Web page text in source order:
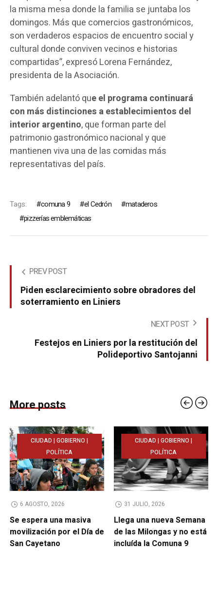
la misma mesa donde la familia se juntaba los
domingos. Más que comercios gastronómicos,
son verdaderos espacios de encuentro social y
cultural donde conviven vecinos e historias
compartidas”, expresó Lorena Fernández,
presidenta de la Asociación.
También adelantó que el programa continuará
con más distinciones a establecimientos del
interior argentino, que forman parte del
patrimonio gastronómico nacional y que
mantienen viva una de las comidas más
representativas del país.
Tags: comuna 9 el Cedrón
mataderos
pizzerías emblemáticas
PREV POST
Piden esclarecimiento sobre obradores del
soterramiento en Liniers
NEXT POST
Festejos en Liniers por la restitución del
Polideportivo Santojanni
More posts
CIUDAD | GOBIERNO |
POLÍTICA
6 AGOSTO, 2026
Se espera una masiva
movilización por el Día de
San Cayetano
CIUDAD | GOBIERNO |
POLÍTICA
31 JULIO, 2026
Llega una nueva Semana
de las Milongas y no está
incluída la Comuna 9